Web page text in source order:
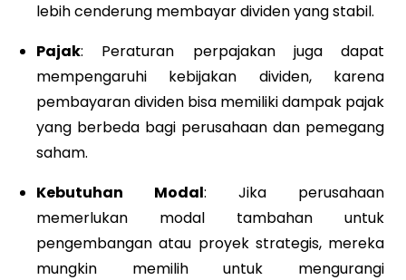
lebih cenderung membayar dividen yang stabil.
Pajak: Peraturan perpajakan juga dapat
mempengaruhi kebijakan dividen, karena
pembayaran dividen bisa memiliki dampak pajak
yang berbeda bagi perusahaan dan pemegang
saham.
Kebutuhan Modal: Jika perusahaan
memerlukan modal tambahan untuk
pengembangan atau proyek strategis, mereka
mungkin memilih untuk mengurangi